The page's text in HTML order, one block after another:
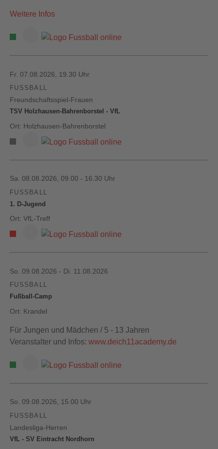
Weitere Infos
Fr. 07.08.2026, 19.30 Uhr
FUSSBALL
Freundschaftsspiel-Frauen
TSV Holzhausen-Bahrenborstel - VfL
Ort: Holzhausen-Bahrenborstel
Sa. 08.08.2026, 09.00 - 16.30 Uhr
FUSSBALL
1. D-Jugend
Ort: VfL-Treff
So. 09.08.2026 - Di. 11.08.2026
FUSSBALL
Fußball-Camp
Ort: Krandel
Für Jungen und Mädchen / 5 - 13 Jahren
Veranstalter und Infos: www.deich11academy.de
So. 09.08.2026, 15.00 Uhr
FUSSBALL
Landesliga-Herren
VfL - SV Eintracht Nordhorn